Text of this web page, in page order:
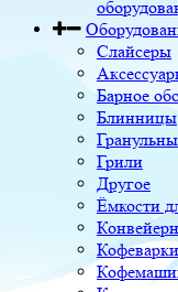
Слайсеры
Барное
Блинницы
Грили
Другое
Ёмкости
Кофеварки